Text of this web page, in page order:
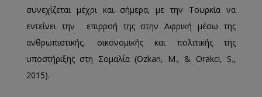
συνεχίζεται μέχρι και σήμερα, με την Τουρκία να
εντείνει την επιρροή της στην Αφρική μέσω της
ανθρωπιστικής, οικονομικής και πολιτικής της
υποστήριξης στη Σομαλία (Ozkan, M., & Orakci, S.,
2015).